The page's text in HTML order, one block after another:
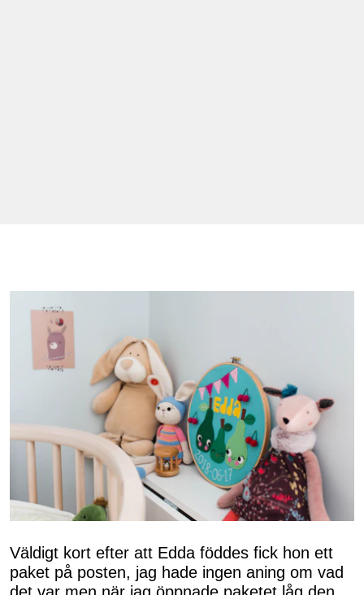
Väldigt kort efter att Edda föddes fick hon ett
paket på posten, jag hade ingen aning om vad